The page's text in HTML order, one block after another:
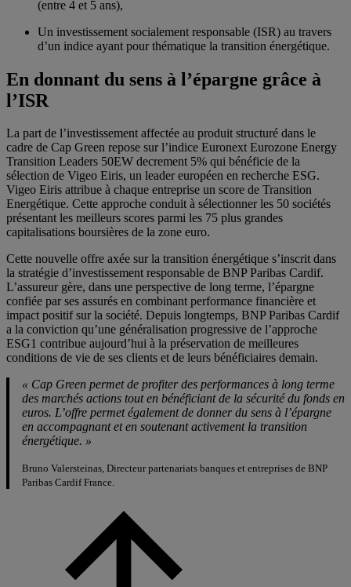
(entre 4 et 5 ans),
Un investissement socialement responsable (ISR) au travers
d’un indice ayant pour thématique la transition énergétique.
En donnant du sens à l’épargne grâce à
l’ISR
La part de l’investissement affectée au produit structuré dans le
cadre de Cap Green repose sur l’indice Euronext Eurozone Energy
Transition Leaders 50EW decrement 5% qui bénéficie de la
sélection de Vigeo Eiris, un leader européen en recherche ESG.
Vigeo Eiris attribue à chaque entreprise un score de Transition
Energétique. Cette approche conduit à sélectionner les 50 sociétés
présentant les meilleurs scores parmi les 75 plus grandes
capitalisations boursières de la zone euro.
Cette nouvelle offre axée sur la transition énergétique s’inscrit dans
la stratégie d’investissement responsable de BNP Paribas Cardif.
L’assureur gère, dans une perspective de long terme, l’épargne
confiée par ses assurés en combinant performance financière et
impact positif sur la société. Depuis longtemps, BNP Paribas Cardif
a la conviction qu’une généralisation progressive de l’approche
ESG1 contribue aujourd’hui à la préservation de meilleures
conditions de vie de ses clients et de leurs bénéficiaires demain.
« Cap Green permet de profiter des performances à long terme
des marchés actions tout en bénéficiant de la sécurité du fonds en
euros. L’offre permet également de donner du sens à l’épargne
en accompagnant et en soutenant activement la transition
énergétique. »
Bruno Valersteinas, Directeur partenariats banques et entreprises de BNP
Paribas Cardif France.